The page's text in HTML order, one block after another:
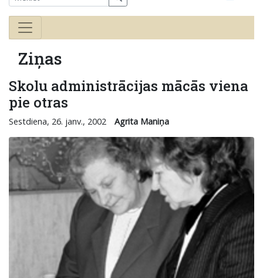
Ziņas
Skolu administrācijas mācās viena
pie otras
Sestdiena, 26. janv., 2002 Agrita Maniņa